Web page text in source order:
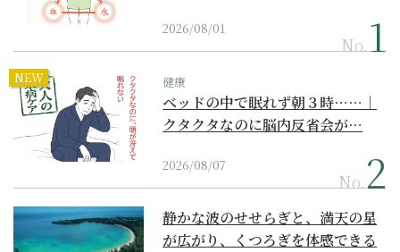
2026/08/01
No.
NEW 健康
ベッドの中で眠れず朝３時……｜
クタクタなのに脳内反省会が…
2026/08/07
No.
静かな波のせせらぎと、満天の星
が広がり、くつろぎを体感できる